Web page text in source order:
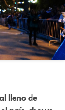
lleno de